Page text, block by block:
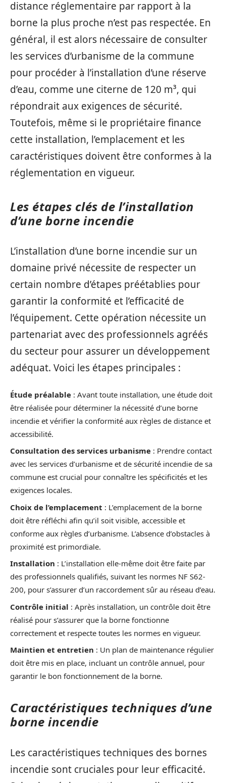
distance réglementaire par rapport à la
borne la plus proche n’est pas respectée. En
général, il est alors nécessaire de consulter
les services d’urbanisme de la commune
pour procéder à l’installation d’une réserve
d’eau, comme une citerne de 120 m³, qui
répondrait aux exigences de sécurité.
Toutefois, même si le propriétaire finance
cette installation, l’emplacement et les
caractéristiques doivent être conformes à la
réglementation en vigueur.
Les étapes clés de l’installation
d’une borne incendie
L’installation d’une borne incendie sur un
domaine privé nécessite de respecter un
certain nombre d’étapes préétablies pour
garantir la conformité et l’efficacité de
l’équipement. Cette opération nécessite un
partenariat avec des professionnels agréés
du secteur pour assurer un développement
adéquat. Voici les étapes principales :
Étude préalable : Avant toute installation, une étude doit
être réalisée pour déterminer la nécessité d’une borne
incendie et vérifier la conformité aux règles de distance et
accessibilité.
Consultation des services urbanisme : Prendre contact
avec les services d’urbanisme et de sécurité incendie de sa
commune est crucial pour connaître les spécificités et les
exigences locales.
Choix de l’emplacement : L’emplacement de la borne
doit être réfléchi afin qu’il soit visible, accessible et
conforme aux règles d’urbanisme. L’absence d’obstacles à
proximité est primordiale.
Installation : L’installation elle-même doit être faite par
des professionnels qualifiés, suivant les normes NF S62-
200, pour s’assurer d’un raccordement sûr au réseau d’eau.
Contrôle initial : Après installation, un contrôle doit être
réalisé pour s’assurer que la borne fonctionne
correctement et respecte toutes les normes en vigueur.
Maintien et entretien : Un plan de maintenance régulier
doit être mis en place, incluant un contrôle annuel, pour
garantir le bon fonctionnement de la borne.
Caractéristiques techniques d’une
borne incendie
Les caractéristiques techniques des bornes
incendie sont cruciales pour leur efficacité.